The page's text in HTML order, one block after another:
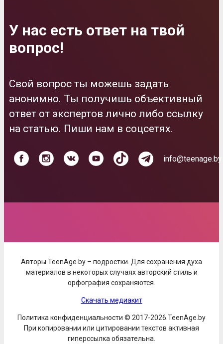
У нас есть ответ на твой
вопрос!
Свой вопрос ты можешь задать
анонимно. Ты получишь объективный
ответ от экспертов лично либо ссылку
на статью. Пиши нам в соцсетях.
info@teenage.by
Авторы TeenAge.by – подростки. Для сохранения духа
материалов в некоторых случаях авторский стиль и
орфография сохраняются.
Скачать медиакит
Политика конфиденциальности © 2017-2026 TeenAge.by
При копировании или цитировании текстов активная
гиперссылка обязательна.